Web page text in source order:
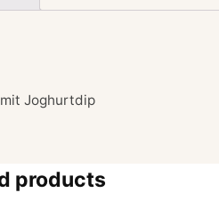
Joghurtdip
products